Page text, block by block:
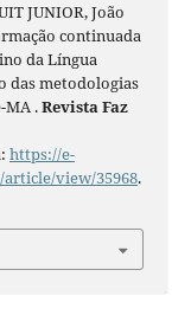
JUNIOR, João
continuada
da Língua
das metodologias
MA .Revista Faz
https://e-
view/35968.